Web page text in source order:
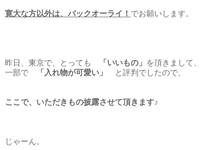
寛大な方以外は、バックオーライ！ でお願いします。
昨日、東京で、とっても 「いいもの」
を頂きまして、
一部で
「入れ物が可愛い」 と評判でしたので、
ここで、いただきもの披露させて頂きます♪
じゃーん。